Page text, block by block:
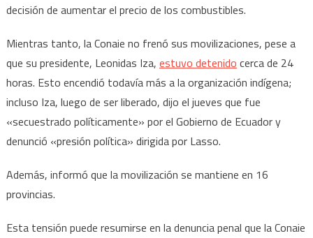
decisión de aumentar el precio de los combustibles.
Mientras tanto, la Conaie no frenó sus movilizaciones, pese a
que su presidente, Leonidas Iza, estuvo detenido cerca de 24
horas. Esto encendió todavía más a la organización indígena;
incluso Iza, luego de ser liberado, dijo el jueves que fue
«secuestrado políticamente» por el Gobierno de Ecuador y
denunció «presión política» dirigida por Lasso.
Además, informó que la movilización se mantiene en 16
provincias.
Esta tensión puede resumirse en la denuncia penal que la Conaie